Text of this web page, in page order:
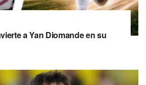
a Yan Diomande en su